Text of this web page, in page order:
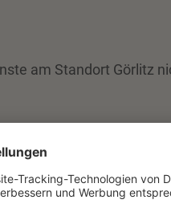
am Standort Görlitz
Datennetz und -
wurde